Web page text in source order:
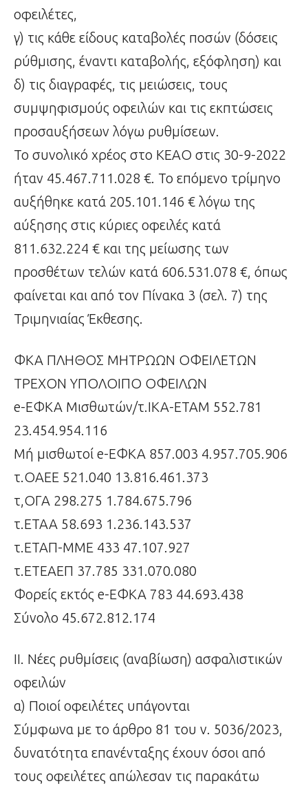
οφειλέτες,
γ) τις κάθε είδους καταβολές ποσών (δόσεις
ρύθμισης, έναντι καταβολής, εξόφληση) και
δ) τις διαγραφές, τις μειώσεις, τους
συμψηφισμούς οφειλών και τις εκπτώσεις
προσαυξήσεων λόγω ρυθμίσεων.
Το συνολικό χρέος στο ΚΕΑΟ στις 30-9-2022
ήταν 45.467.711.028 €. Το επόμενο τρίμηνο
αυξήθηκε κατά 205.101.146 € λόγω της
αύξησης στις κύριες οφειλές κατά
811.632.224 € και της μείωσης των
προσθέτων τελών κατά 606.531.078 €, όπως
φαίνεται και από τον Πίνακα 3 (σελ. 7) της
Τριμηνιαίας Έκθεσης.
ΦΚΑ ΠΛΗΘΟΣ ΜΗΤΡΩΩΝ ΟΦΕΙΛΕΤΩΝ
ΤΡΕΧΟΝ ΥΠΟΛΟΙΠΟ ΟΦΕΙΛΩΝ
e-ΕΦΚΑ Μισθωτών/τ.ΙΚΑ-ΕΤΑΜ 552.781
23.454.954.116
Μή μισθωτοί e-ΕΦΚΑ 857.003 4.957.705.906
τ.ΟΑΕΕ 521.040 13.816.461.373
τ,ΟΓΑ 298.275 1.784.675.796
τ.ΕΤΑΑ 58.693 1.236.143.537
τ.ΕΤΑΠ-ΜΜΕ 433 47.107.927
τ.ΕΤΕΑΕΠ 37.785 331.070.080
Φορείς εκτός e-ΕΦΚΑ 783 44.693.438
Σύνολο 45.672.812.174
ΙΙ. Νέες ρυθμίσεις (αναβίωση) ασφαλιστικών
οφειλών
α) Ποιοί οφειλέτες υπάγονται
Σύμφωνα με το άρθρο 81 του ν. 5036/2023,
δυνατότητα επανένταξης έχουν όσοι από
τους οφειλέτες απώλεσαν τις παρακάτω